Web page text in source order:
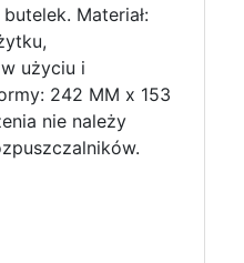
Materiał:
użyciu i
242 MM x 153
nie należy